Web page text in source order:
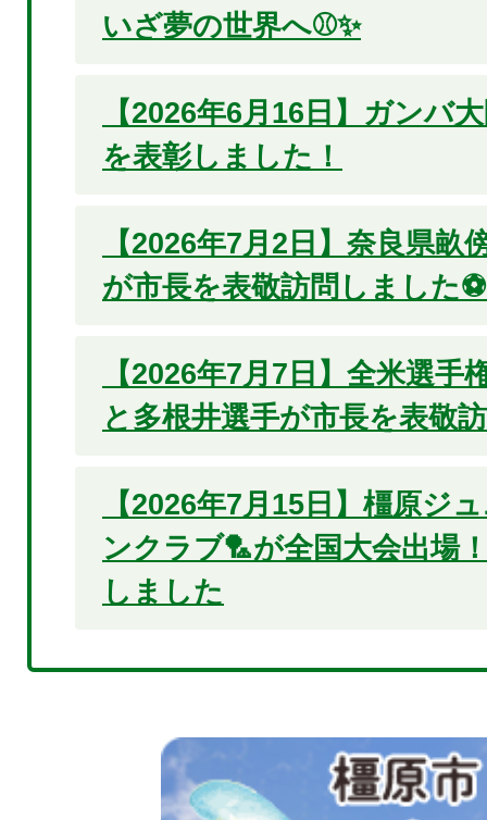
いざ夢の世界へ⚾✨
【2026年6月16日】ガンバ
を表彰しました！
【2026年7月2日】奈良県畝
が市長を表敬訪問しました⚽
【2026年7月7日】全米選手
と多根井選手が市長を表敬
【2026年7月15日】橿原ジ
ンクラブ🏸が全国大会出場
しました
2
枚